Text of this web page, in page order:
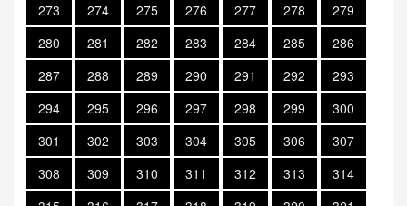
273
274 275 276 277 278
279
280
281 282 283 284 285
286
287
288 289 290 291 292
293
294
295 296 297 298 299
300
301
302 303 304 305 306
307
308
309 310 311 312 313
314